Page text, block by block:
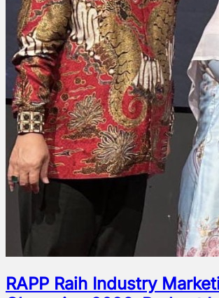
RAPP Raih Industry